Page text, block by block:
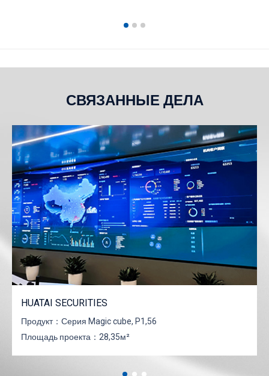
СВЯЗАННЫЕ ДЕЛА
HUATAI SECURITIES
Продукт： Серия Magic cube, P1,56
Площадь проекта： 28,35м²